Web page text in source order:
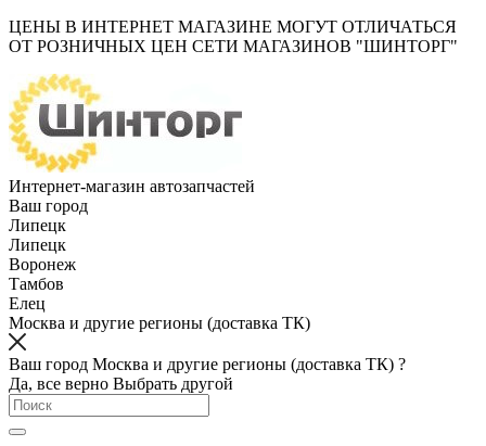
ЦЕНЫ В ИНТЕРНЕТ МАГАЗИНЕ МОГУТ ОТЛИЧАТЬСЯ
ОТ РОЗНИЧНЫХ ЦЕН СЕТИ МАГАЗИНОВ "ШИНТОРГ"
Интернет-магазин автозапчастей
Ваш город
Липецк
Липецк
Воронеж
Тамбов
Елец
Москва и другие регионы (доставка ТК)
Ваш город Москва и другие регионы (доставка ТК) ?
Да, все верно Выбрать другой